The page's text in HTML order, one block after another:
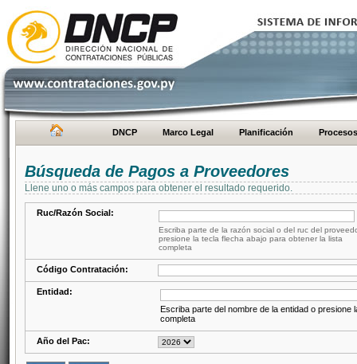
DNCP Marco Legal Planificación Procesos
Búsqueda de Pagos a Proveedores
Llene uno o más campos para obtener el resultado requerido.
Ruc/Razón Social:
Escriba parte de la razón social o del ruc del
presione la tecla flecha abajo para obtener la lista
completa
Código Contratación:
Entidad:
Escriba parte del nombre de la entidad o presione
completa
Año del Pac: